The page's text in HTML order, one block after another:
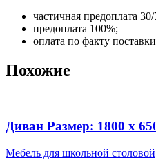
частичная предоплата
предоплата 100%;
оплата по факту
Похожие
Диван Размер: 1800 х
Мебель для школьной столовой